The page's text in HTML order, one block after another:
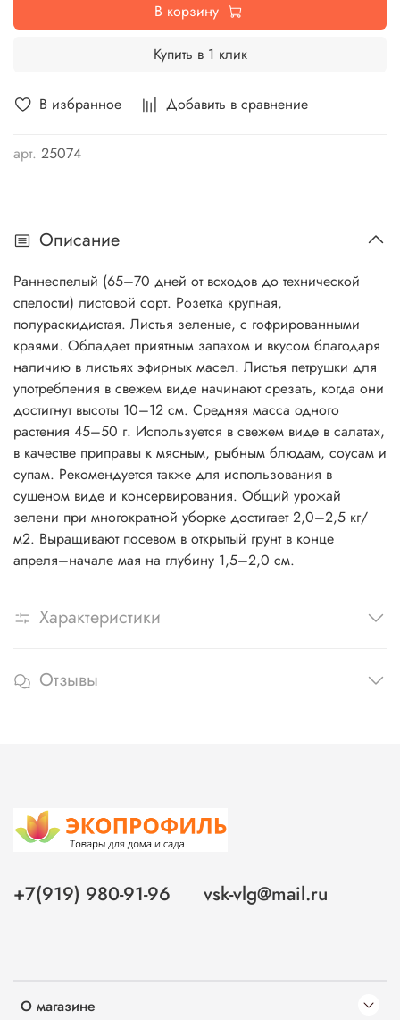
В избранное Добавить в сравнение
арт. 25074
В корзину
Купить в 1 клик
Описание
Раннеспелый (65–70 дней от всходов до технической
спелости) листовой сорт. Розетка крупная,
полураскидистая. Листья зеленые, с гофрированными
краями. Обладает приятным запахом и вкусом благодаря
наличию в листьях эфирных масел. Листья петрушки для
употребления в свежем виде начинают срезать, когда они
достигнут высоты 10–12 см. Средняя масса одного
растения 45–50 г. Используется в свежем виде в салатах,
в качестве приправы к мясным, рыбным блюдам, соусам и
супам. Рекомендуется также для использования в
сушеном виде и консервирования. Общий урожай
зелени при многократной уборке достигает 2,0–2,5 кг/
м2. Выращивают посевом в открытый грунт в конце
апреля–начале мая на глубину 1,5–2,0 см.
Характеристики
Отзывы
О магазине
+7(919) 980-91-96 vsk-vlg@mail.ru